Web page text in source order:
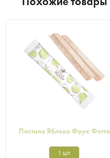
Похожие товары
Пастила Яблоко Фрук Фетта
1 шт